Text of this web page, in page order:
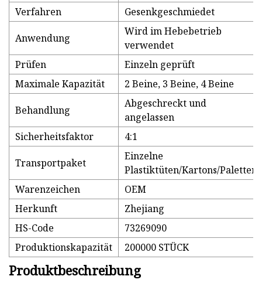
Verfahren Gesenkgeschmiedet
Anwendung
Wird im Hebebetrieb
verwendet
Prüfen
Einzeln geprüft
Maximale Kapazität
2 Beine, 3 Beine, 4 Beine
Behandlung
Abgeschreckt und
angelassen
Sicherheitsfaktor
4:1
Transportpaket
Einzelne
Plastiktüten/Kartons/Paletten
Warenzeichen
OEM
Herkunft
Zhejiang
HS-Code
73269090
Produktionskapazität
200000 STÜCK
Produktbeschreibung